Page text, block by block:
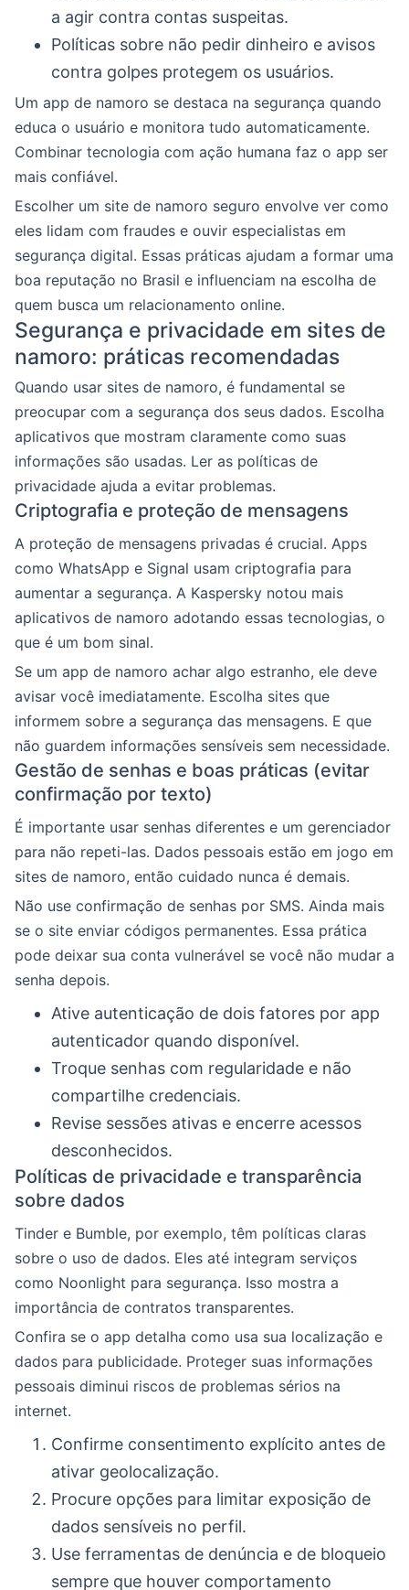
a agir contra contas suspeitas.
Políticas sobre não pedir dinheiro e avisos
contra golpes protegem os usuários.
Um app de namoro se destaca na segurança quando
educa o usuário e monitora tudo automaticamente.
Combinar tecnologia com ação humana faz o app ser
mais confiável.
Escolher um site de namoro seguro envolve ver como
eles lidam com fraudes e ouvir especialistas em
segurança digital. Essas práticas ajudam a formar uma
boa reputação no Brasil e influenciam na escolha de
quem busca um relacionamento online.
Segurança e privacidade em sites de
namoro: práticas recomendadas
Quando usar sites de namoro, é fundamental se
preocupar com a segurança dos seus dados. Escolha
aplicativos que mostram claramente como suas
informações são usadas. Ler as políticas de
privacidade ajuda a evitar problemas.
Criptografia e proteção de mensagens
A proteção de mensagens privadas é crucial. Apps
como WhatsApp e Signal usam criptografia para
aumentar a segurança. A Kaspersky notou mais
aplicativos de namoro adotando essas tecnologias, o
que é um bom sinal.
Se um app de namoro achar algo estranho, ele deve
avisar você imediatamente. Escolha sites que
informem sobre a segurança das mensagens. E que
não guardem informações sensíveis sem necessidade.
Gestão de senhas e boas práticas (evitar
confirmação por texto)
É importante usar senhas diferentes e um gerenciador
para não repeti-las. Dados pessoais estão em jogo em
sites de namoro, então cuidado nunca é demais.
Não use confirmação de senhas por SMS. Ainda mais
se o site enviar códigos permanentes. Essa prática
pode deixar sua conta vulnerável se você não mudar a
senha depois.
Ative autenticação de dois fatores por app
autenticador quando disponível.
Troque senhas com regularidade e não
compartilhe credenciais.
Revise sessões ativas e encerre acessos
desconhecidos.
Políticas de privacidade e transparência
sobre dados
Tinder e Bumble, por exemplo, têm políticas claras
sobre o uso de dados. Eles até integram serviços
como Noonlight para segurança. Isso mostra a
importância de contratos transparentes.
Confira se o app detalha como usa sua localização e
dados para publicidade. Proteger suas informações
pessoais diminui riscos de problemas sérios na
internet.
Confirme consentimento explícito antes de
ativar geolocalização.
Procure opções para limitar exposição de
dados sensíveis no perfil.
Use ferramentas de denúncia e de bloqueio
sempre que houver comportamento